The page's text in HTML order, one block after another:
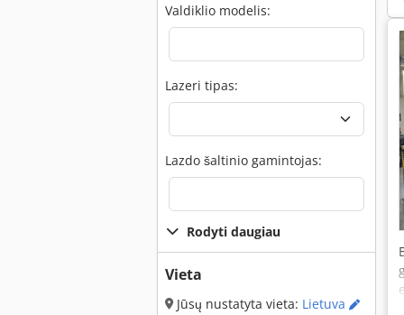
Valdiklio modelis:
Lazeri tipas:
Lazdo šaltinio gamintojas:
Rodyti daugiau
Vieta
Jūsų nustatyta vieta: Lietuva